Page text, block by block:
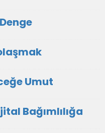
Umut
Bağımlılığa